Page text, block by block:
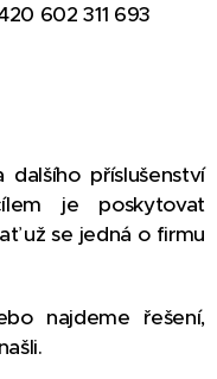
602 311 693
příslušenství
je poskytovat
už se jedná o firmu
najdeme řešení,